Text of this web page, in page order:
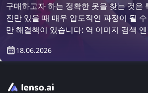
구매하고자 하는 정확한 옷을 찾는 것은
진만 있을 때 매우 압도적인 과정이 될
만 해결책이 있습니다: 역 이미지 검색
18.06.2026